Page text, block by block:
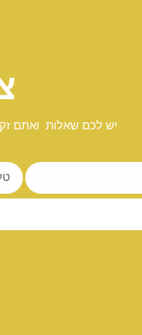
יש לכם שאלות ואתם